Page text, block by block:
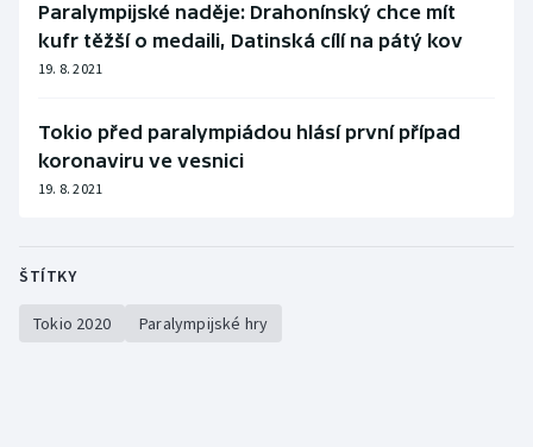
Paralympijské naděje: Drahonínský chce mít
kufr těžší o medaili, Datinská cílí na pátý kov
19. 8. 2021
Tokio před paralympiádou hlásí první případ
koronaviru ve vesnici
19. 8. 2021
ŠTÍTKY
Tokio 2020 Paralympijské hry